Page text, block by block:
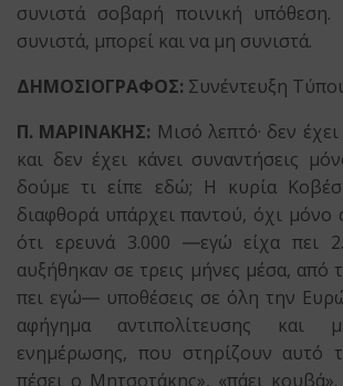
συνιστά σοβαρή ποινική
συνιστά, μπορεί και να μη συνιστά.
ΔΗΜΟΣΙΟΓΡΑΦΟΣ: Συνέντευξη
Π. ΜΑΡΙΝΑΚΗΣ: Μισό λεπτό· δεν
και δεν έχει κάνει συναντήσεις
δούμε τι είπε εδώ; Η κυρία
διαφθορά υπάρχει παντού, όχι μόνο
ότι ερευνά 3.000 ―εγώ είχα πει
αυξήθηκαν σε τρεις μήνες μέσα, από
πει εγώ― υποθέσεις σε όλη την
αφήγημα αντιπολίτευσης και
ενημέρωσης, που στηρίζουν αυτό
πέσει ο Μητσοτάκης», «πάει